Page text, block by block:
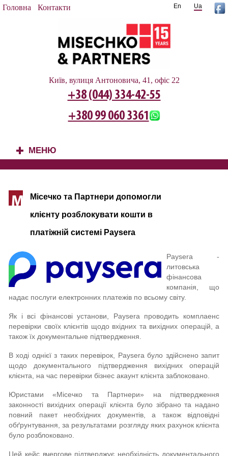
Головна Контакти Ua
En
Київ, вулиця Антоновича, 41, офіс 22
+38 (044) 334-42-55
+380 99 060 3361
+ МЕНЮ
М Місечко та Партнери допомогли
клієнту розблокувати кошти в
платіжній системі Paysera
Paysera -
литовська
фінансова
компанія, що
надає послуги електронних платежів по всьому світу.
Як і всі фінансові установи, Paysera проводить комплаенс
перевірки своїх клієнтів щодо вхідних та вихідних операцій, а
також їх документальне підтвердження.
В ході однієї з таких перевірок, Paysera було здійснено запит
щодо документального підтвердження вихідних операцій
клієнта, на час перевірки бізнес акаунт клієнта заблоковано.
Юристами «Місечко та Партнери» на підтвердження
законності вихідних операції клієнта було зібрано та надано
повний пакет необхідних документів, а також відповідні
обґрунтування, за результатами розгляду яких рахунок клієнта
було розблоковано.
Цей кейс вчергове підтверджує необхідність документального